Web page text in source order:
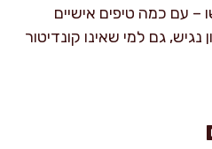
עם כמה טיפים אישיים
גם למי שאינו קונדיטור